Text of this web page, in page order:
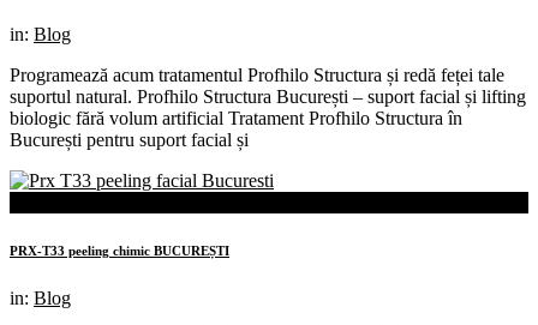
in: Blog
Programează acum tratamentul Profhilo Structura și redă feței tale
suportul natural. Profhilo Structura București – suport facial și lifting
biologic fără volum artificial Tratament Profhilo Structura în
București pentru suport facial și
PRX-T33 peeling chimic BUCUREȘTI
in: Blog